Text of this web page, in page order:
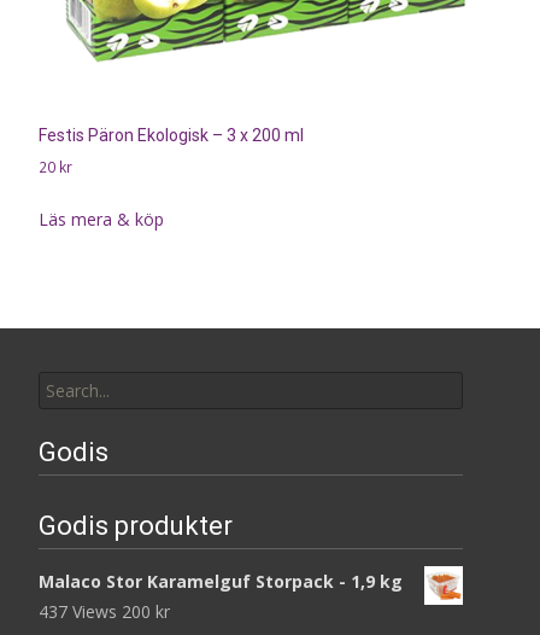
Festis Päron Ekologisk – 3 x 200 ml
20 kr
Läs mera & köp
for:
Godis
Godis produkter
Malaco Stor Karamelguf Storpack - 1,9 kg
437 Views 200 kr